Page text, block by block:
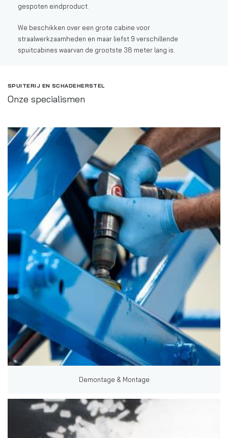
Zoeken naar
gespoten eindproduct.
We beschikken over een grote cabine voor
straalwerkzaamheden en maar liefst 9 verschillende
spuitcabines waarvan de grootste 38 meter lang is.
SPUITERIJ EN SCHADEHERSTEL
Onze specialismen
Demontage & Montage